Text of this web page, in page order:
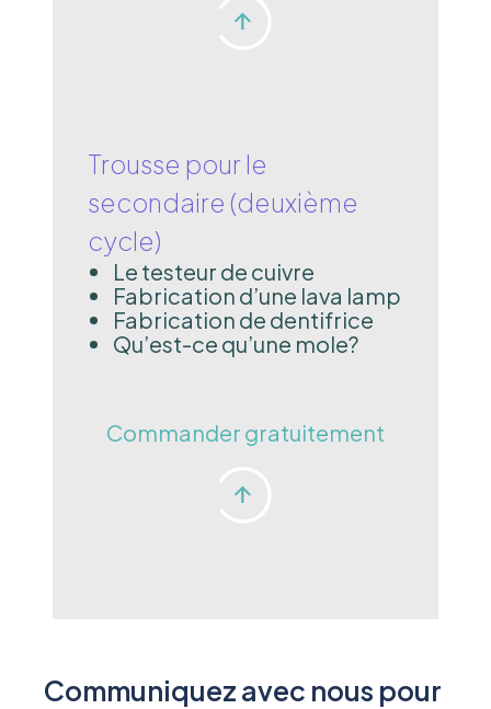
Trousse pour le
secondaire (deuxième
cycle)
Le testeur de cuivre
Fabrication d’une lava lamp
Fabrication de dentifrice
Qu’est-ce qu’une mole?
Commander gratuitement
Communiquez avec nous pour